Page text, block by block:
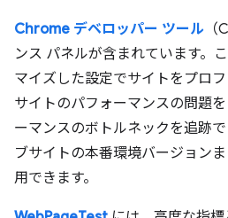
Chrome デベロッパー ツール
ンス パネルが含まれています。
マイズした設定でサイトをプロフ
サイトのパフォーマンスの問題
ーマンスのボトルネックを追跡
ブサイトの本番環境バージョン
用できます。